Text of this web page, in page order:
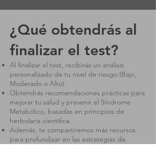
¿Qué obtendrás al
finalizar el test?
Al finalizar el test, recibirás un análisis
personalizado de tu nivel de riesgo (Bajo,
Moderado o Alto).
Obtendrás recomendaciones prácticas para
mejorar tu salud y prevenir el Síndrome
Metabólico, basadas en principios de
herbolaria científica.
Además, te compartiremos más recursos
para profundizar en las estrategias de